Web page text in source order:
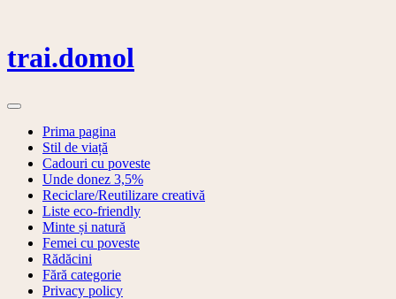
content
trai.domol
Prima pagina
Stil de viață
Cadouri cu poveste
Unde donez 3,5%
Reciclare/Reutilizare creativă
Liste eco-friendly
Minte și natură
Femei cu poveste
Rădăcini
Fără categorie
Privacy policy